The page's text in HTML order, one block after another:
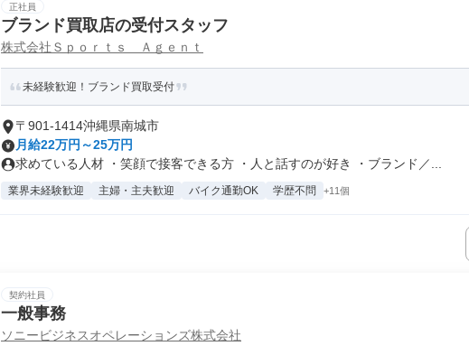
正社員
ブランド買取店の受付スタッフ
株式会社Ｓｐｏｒｔｓ Ａｇｅｎｔ
未経験歓迎！ブランド買取受付
〒901-1414沖縄県南城市
月給22万円～25万円
求めている人材 ・笑顔で接客できる方 ・人と話すのが好き ・ブランド／...
業界未経験歓迎 主婦・主夫歓迎 バイク通勤OK 学歴不問 +11個
契約社員
一般事務
ソニービジネスオペレーションズ株式会社